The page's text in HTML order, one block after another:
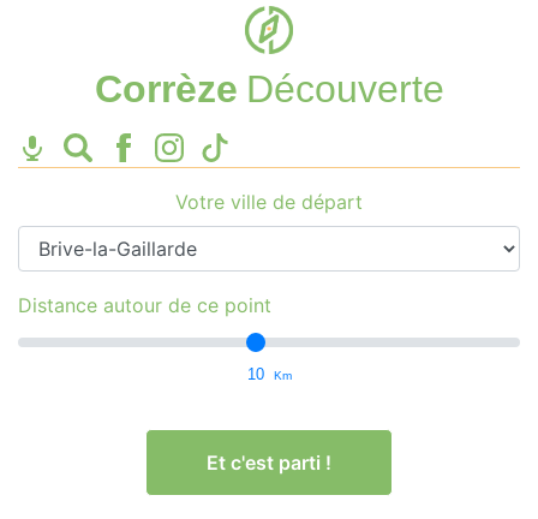
Corrèze Découverte
Votre ville de départ
Distance autour de ce point
10 Km
Et c'est parti !